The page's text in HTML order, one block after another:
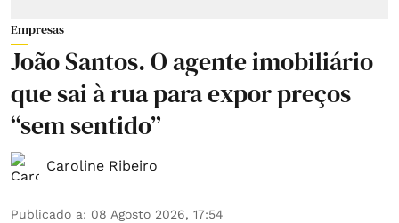
Empresas
João Santos. O agente imobiliário
que sai à rua para expor preços
“sem sentido”
Caroline Ribeiro
Publicado a: 08 Agosto 2026, 17:54